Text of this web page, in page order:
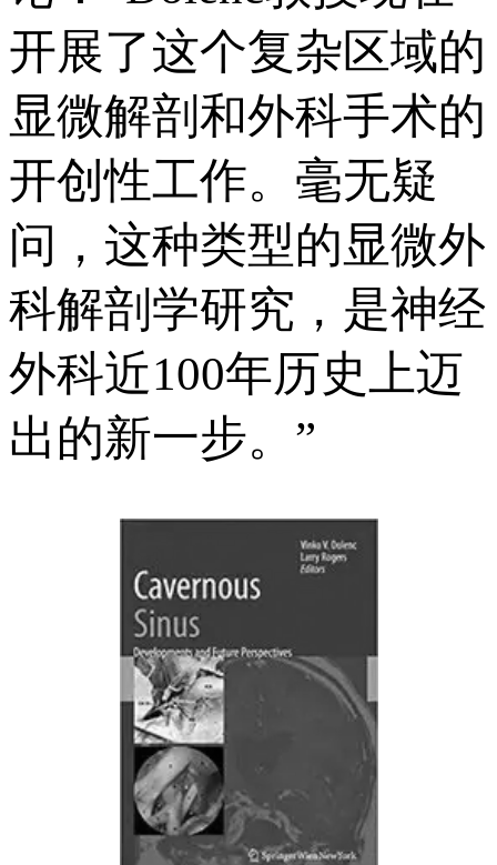
开展了这个复杂区域的
显微解剖和外科手术的
开创性工作。毫无疑
问，这种类型的显微外
科解剖学研究，是神经
外科近100年历史上迈
出的新一步。”